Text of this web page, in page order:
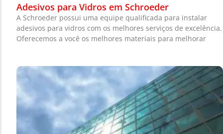
Adesivos para Vidros em Schroeder
A Schroeder possui uma equipe qualificada para instalar
adesivos para vidros com os melhores serviços de excelência.
Oferecemos a você os melhores materiais para melhorar